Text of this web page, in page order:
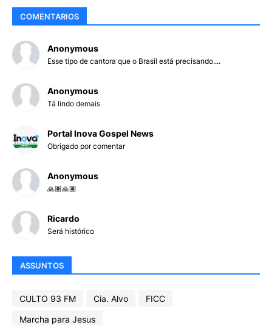
COMENTARIOS
Anonymous
Esse tipo de cantora que o Brasil está precisando....
Anonymous
Tá lindo demais
Portal Inova Gospel News
Obrigado por comentar
Anonymous
🙏🏽🙏🏽
Ricardo
Será histórico
ASSUNTOS
CULTO 93 FM Cia. Alvo
FICC
Marcha para Jesus